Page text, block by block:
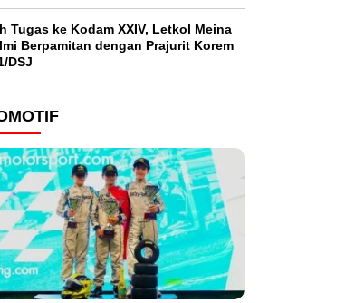
Tugas ke Kodam XXIV, Letkol Meina
Berpamitan dengan Prajurit Korem
DSJ